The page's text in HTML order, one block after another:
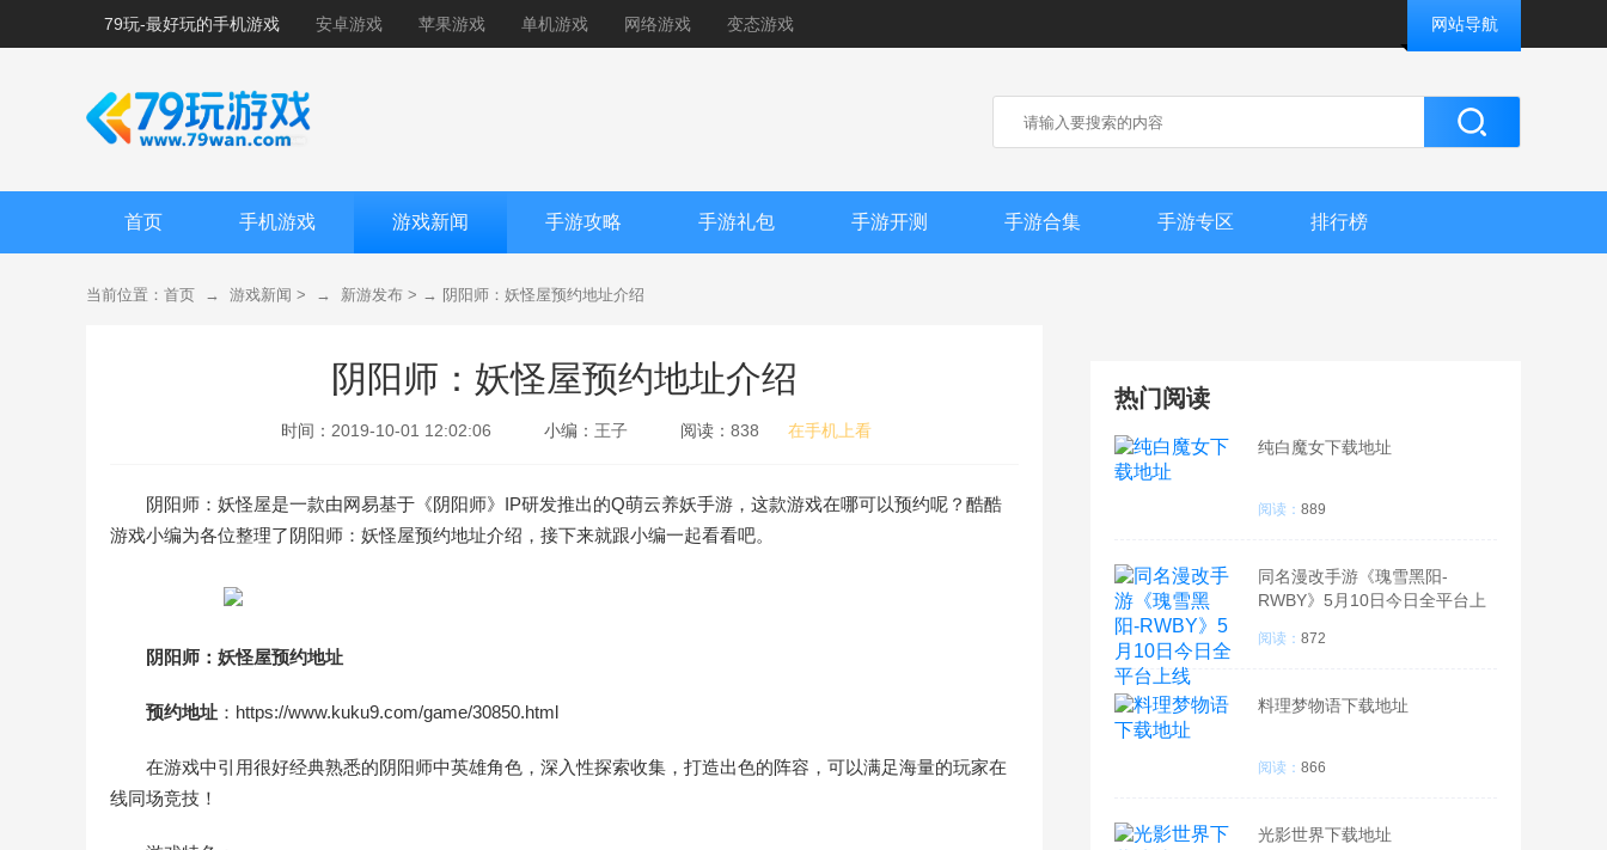
79玩-最好玩的手机游戏 安卓游戏 苹果游戏 单机游戏 网络游戏 变态游戏 网站导航
首页 手机游戏 游戏新闻 手游攻略 手游礼包 手游开测 手游合集 手游专区 排行榜
当前位置： 首页 → 游戏新闻 > → 新游发布 > → 阴阳师：妖怪屋预约地址介绍
阴阳师：妖怪屋预约地址介绍
时间： 2019-10-01 12:02:06 小编： 王子 阅读： 838 在手机上看
阴阳师：妖怪屋是一款由网易基于《阴阳师》IP研发推出的Q萌云养妖手游，这款游戏在哪可以预约呢？酷酷
游戏小编为各位整理了阴阳师：妖怪屋预约地址介绍，接下来就跟小编一起看看吧。
阴阳师：妖怪屋预约地址
预约地址 ：https://www.kuku9.com/game/30850.html
在游戏中引用很好经典熟悉的阴阳师中英雄角色，深入性探索收集，打造出色的阵容，可以满足海量的玩家在
线同场竞技！
热门阅读
纯白魔女下载地址
阅读： 889
同名漫改手游《瑰雪黑阳-
RWBY》5月10日今日全平台上
阅读： 872
料理梦物语下载地址
阅读： 866
光影世界下载地址